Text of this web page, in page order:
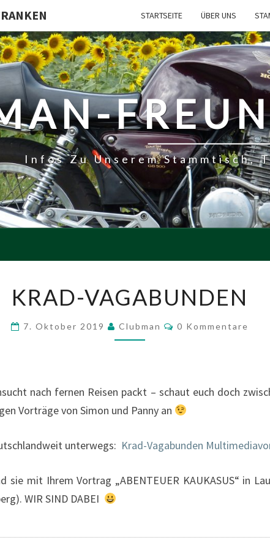
STARTSEITE ÜBER UNS
Infos Zu Unserem Stammtisch,
VAGABUNDEN
KRAD-VAGABUNDEN
7. Oktober 2019 Clubman Kommentare
0 Kommentare
nach fernen Reisen packt – schaut euch doch
Vorträge von Simon und Panny an
unterwegs: Krad-Vagabunden
sie mit Ihrem Vortrag „ABENTEUER KAUKASUS“ in
WIR SIND DABEI